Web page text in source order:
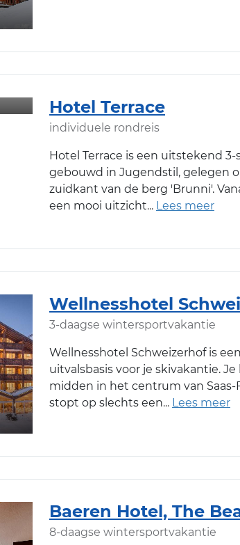
Hotel Terrace
individuele rondreis
Hotel Terrace is een uitstekend 3-
gebouwd in Jugendstil, gelegen
zuidkant van de berg 'Brunni'.
een mooi uitzicht
Wellnesshotel
3-daagse wintersportvakantie
Wellnesshotel Schweizerhof is
uitvalsbasis voor je skivakantie.
midden in het centrum van Saas-
stopt op slechts een
Baeren Hotel, The
8-daagse wintersportvakantie